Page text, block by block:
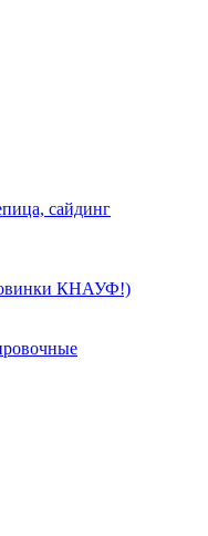
сайдинг
КНАУФ!)